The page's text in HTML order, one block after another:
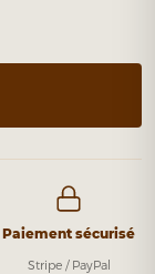
Paiement sécurisé
Stripe / PayPal